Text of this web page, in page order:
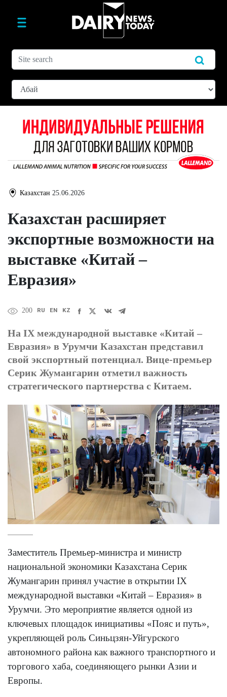
Казахстан 25.06.2026
Казахстан расширяет
экспортные возможности на
выставке «Китай –
Евразия»
200 RU EN KZ
На IX международной выставке «Китай –
Евразия» в Урумчи Казахстан представил
свой экспортный потенциал. Вице-премьер
Серик Жумангарин отметил важность
стратегического партнерства с Китаем.
Заместитель Премьер-министра и министр
национальной экономики Казахстана Серик
Жумангарин принял участие в открытии IX
международной выставки «Китай – Евразия» в
Урумчи. Это мероприятие является одной из
ключевых площадок инициативы «Пояс и путь»,
укрепляющей роль Синьцзян-Уйгурского
автономного района как важного транспортного и
торгового хаба, соединяющего рынки Азии и
Европы.